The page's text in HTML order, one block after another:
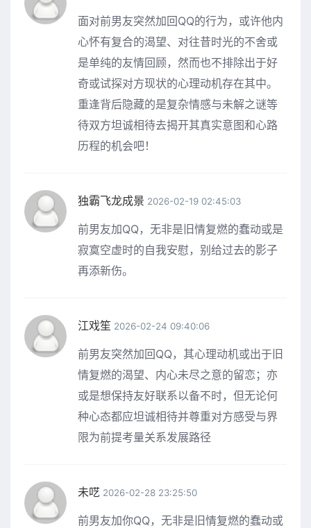
面对前男友突然加回QQ的行为，或许他内
心怀有复合的渴望、对往昔时光的不舍或
是单纯的友情回顾，然而也不排除出于好
奇或试探对方现状的心理动机存在其中。
重逢背后隐藏的是复杂情感与未解之谜等
待双方坦诚相待去揭开其真实意图和心路
历程的机会吧！
独霸飞龙成景 2026-02-19 02:45:03
前男友加QQ，无非是旧情复燃的蠢动或是
寂寞空虚时的自我安慰，别给过去的影子
再添新伤。
江戏笙 2026-02-24 09:40:06
前男友突然加回QQ，其心理动机或出于旧
情复燃的渴望、内心未尽之意的留恋；亦
或是想保持友好联系以备不时，但无论何
种心态都应坦诚相待并尊重对方感受与界
限为前提考量关系发展路径
未呓 2026-02-28 23:25:50
前男友加你QQ，无非是旧情复燃的蠢动或